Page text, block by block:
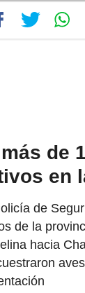
de
en
de
de la
hacia